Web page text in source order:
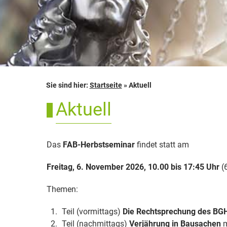
Sie sind hier: Startseite»Aktuell
Aktuell
Das FAB-Herbstseminar findet statt am
Freitag, 6. November 2026, 10.00 bis 17:45 Uhr
Themen:
Teil (vormittags) Die Rechtsprechung des
Teil (nachmittags) Verjährung in Bausachen